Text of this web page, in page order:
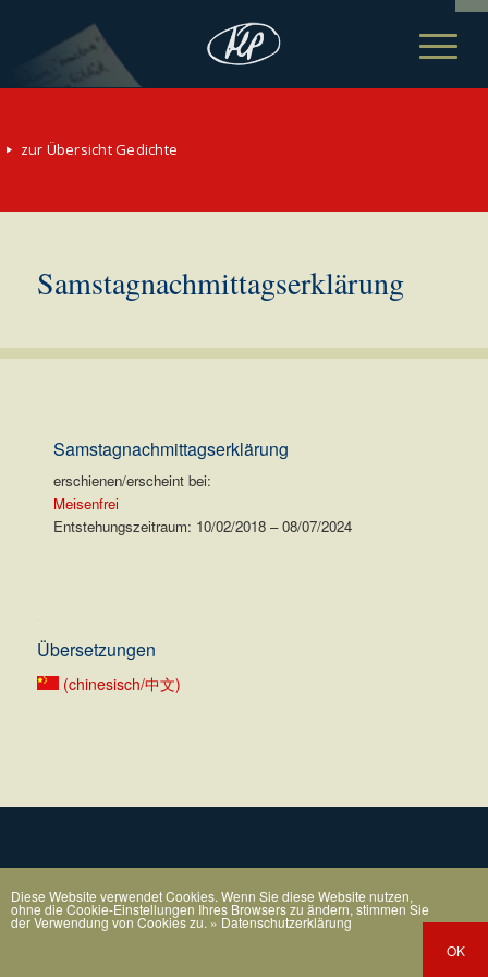
zur Übersicht Gedichte
Samstagnachmittagserklärung
Samstagnachmittagserklärung
erschienen/erscheint bei:
Meisenfrei
Entstehungszeitraum: 10/02/2018 – 08/07/2024
Übersetzungen
(chinesisch/中文)
Diese Website verwendet Cookies. Wenn Sie diese Website nutzen,
ohne die Cookie-Einstellungen Ihres Browsers zu ändern, stimmen Sie
der Verwendung von Cookies zu. » Datenschutzerklärung
OK